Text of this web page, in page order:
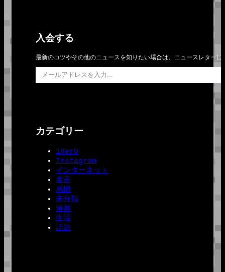
入会する
最新のコツやその他のニュースを知りたい場合は、ニュースレター
メールアドレスを入力…
カテゴリー
iHerb
Instagram
インターネット
名言
感情
未分類
漫画
生活
話題